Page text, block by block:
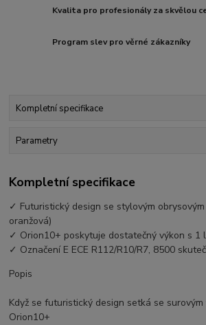
Kvalita pro profesionály za skvělou
Program slev pro věrné zákazníky
Kompletní specifikace
Parametry
Kompletní specifikace
✓ Futuristický design se stylovým
oranžová)
✓ Orion10+ poskytuje dostatečný výkon s 1
✓ Označení E ECE R112/R10/R7, 8500
Popis
Když se futuristický design setká se surovým
Orion10+